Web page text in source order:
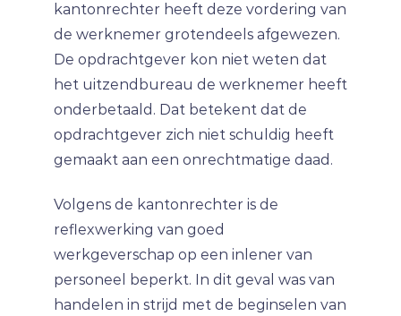
kantonrechter heeft deze vordering van
de werknemer grotendeels afgewezen.
De opdrachtgever kon niet weten dat
het uitzendbureau de werknemer heeft
onderbetaald. Dat betekent dat de
opdrachtgever zich niet schuldig heeft
gemaakt aan een onrechtmatige daad.
Volgens de kantonrechter is de
reflexwerking van goed
werkgeverschap op een inlener van
personeel beperkt. In dit geval was van
handelen in strijd met de beginselen van